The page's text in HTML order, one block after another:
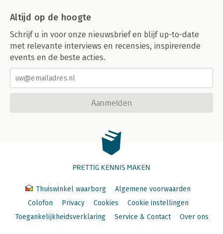
Altijd op de hoogte
Schrijf u in voor onze nieuwsbrief en blijf up-to-date
met relevante interviews en recensies, inspirerende
events en de beste acties.
Aanmelden
PRETTIG KENNIS MAKEN
Thuiswinkel waarborg
Algemene voorwaarden
Colofon
Privacy Cookies
Cookie instellingen
Toegankelijkheidsverklaring
Service & Contact Over ons